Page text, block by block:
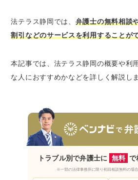
法テラス静岡を利用する方法
法テラスに相談する入り口は
民事法律扶助制度の審査
法テラス静岡の口コミ・評判
法テラス静岡の良い口コミ
法テラス静岡では、 弁護士の無料相談
割引などのサービスを利用することが
本記事では、法テラス静岡の概要や利
な人におすすめかなどを詳しく解説しま
トラブル別で弁護士に 無料 で
※一部の法律事務所に限り初回相談無料の場合